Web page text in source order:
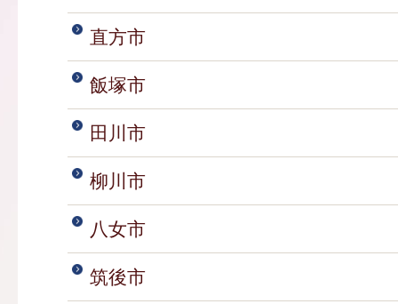
直方市
飯塚市
田川市
柳川市
八女市
筑後市